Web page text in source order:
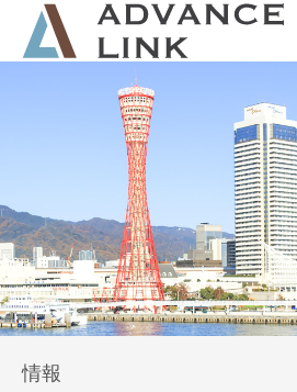
情報
会社概要
ネット保険
事業保険